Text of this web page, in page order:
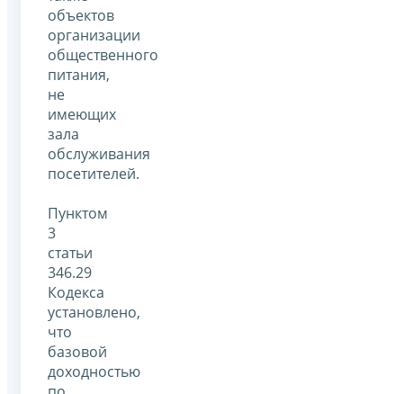
объектов
организации
общественного
питания,
не
имеющих
зала
обслуживания
посетителей.
Пунктом
3
статьи
346.29
Кодекса
установлено,
что
базовой
доходностью